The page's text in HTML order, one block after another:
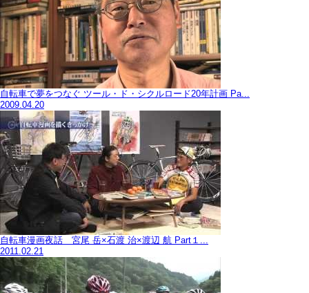
自転車で夢をつなぐ ツール・ド・シクルロード20年計画 Pa...
2009.04.20
自転車漫画夜話 宮尾 岳×石渡 治×渡辺 航 Part１...
2011.02.21